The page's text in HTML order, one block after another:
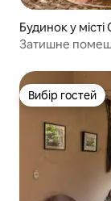
Будинок у
Затишне
Вибір гостей
Вибір гостей